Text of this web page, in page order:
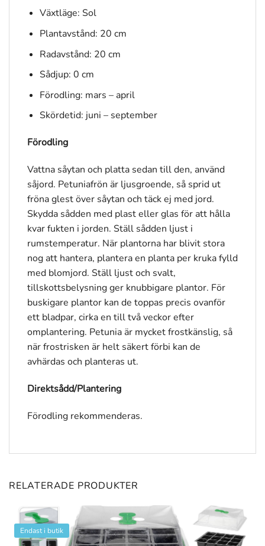
Växtläge: Sol
Plantavstånd: 20 cm
Radavstånd: 20 cm
Sådjup: 0 cm
Förodling: mars – april
Skördetid: juni – september
Förodling
Vattna såytan och platta sedan till den, använd
såjord. Petuniafrön är ljusgroende, så sprid ut
fröna glest över såytan och täck ej med jord.
Skydda sådden med plast eller glas för att hålla
kvar fukten i jorden. Ställ sådden ljust i
rumstemperatur. När plantorna har blivit stora
nog att hantera, plantera en planta per kruka fylld
med blomjord. Ställ ljust och svalt,
tillskottsbelysning ger knubbigare plantor. För
buskigare plantor kan de toppas precis ovanför
ett bladpar, cirka en till två veckor efter
omplantering. Petunia är mycket frostkänslig, så
när frostrisken är helt säkert förbi kan de
avhärdas och planteras ut.
Direktsådd/Plantering
Förodling rekommenderas.
RELATERADE PRODUKTER
Endast i butik